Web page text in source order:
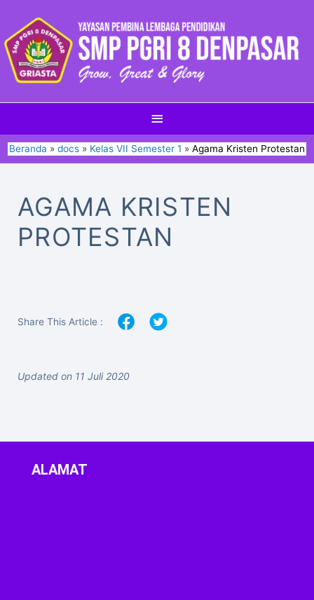
Beranda docs Kelas VII Semester 1 Agama Kristen Protestan
AGAMA KRISTEN
PROTESTAN
Share This Article :
Updated on 11 Juli 2020
ALAMAT